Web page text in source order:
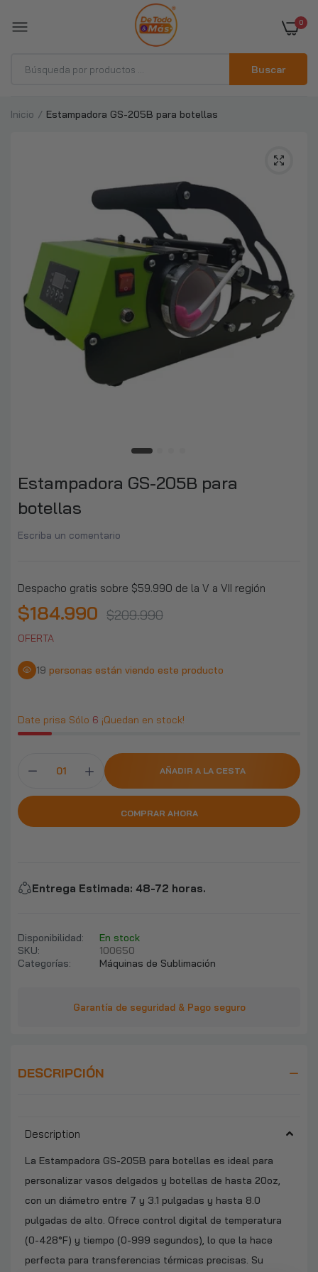
0
Buscar
Inicio Estampadora GS-205B para botellas
Estampadora GS-205B para
botellas
Escriba un comentario
Despacho gratis sobre $59.990 de la V a VII región
$184.990 $209.990
OFERTA
19 personas están viendo este producto
Date prisa Sólo 6 ¡Quedan en stock!
AÑADIR A LA CESTA
COMPRAR AHORA
Entrega Estimada: 48-72 horas.
Disponibilidad:
En stock
SKU:
100650
Categorías:
Máquinas de Sublimación
Garantía de seguridad & Pago seguro
DESCRIPCIÓN
Description
La Estampadora GS-205B para botellas es ideal para
personalizar vasos delgados y botellas de hasta 20oz,
con un diámetro entre 7 y 3.1 pulgadas y hasta 8.0
pulgadas de alto. Ofrece control digital de temperatura
(0-428°F) y tiempo (0-999 segundos), lo que la hace
perfecta para transferencias térmicas precisas. Su